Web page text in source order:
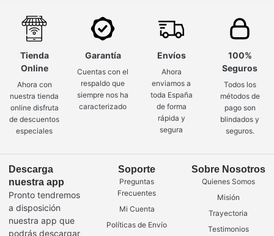
Tienda
Online
Ahora con
nuestra tienda
online disfruta
de descuentos
especiales
Garantía
Cuentas con el
respaldo que
siempre nos ha
caracterizado
Envíos
Ahora
enviamos a
toda España
de forma
rápida y
segura
100%
Seguros
Todos los
métodos de
pago son
blindados y
seguros.
Descarga
nuestra app
Pronto tendremos
a disposición
nuestra app que
podrás descargar
Soporte
Preguntas
Frecuentes
Mi Cuenta
Políticas de Envío
Sobre Nosotros
Quienes Somos
Misión
Trayectoria
Testimonios